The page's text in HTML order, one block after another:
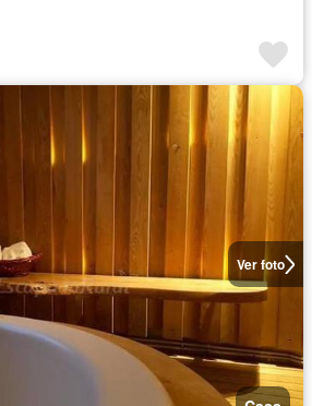
Ver foto